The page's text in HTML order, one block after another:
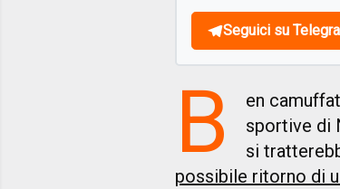
Seguici su
B
en
sportive di
si
possibile ritorno di